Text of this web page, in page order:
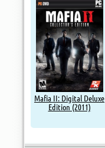
Mafia II: Digital Deluxe
Edition (2011)